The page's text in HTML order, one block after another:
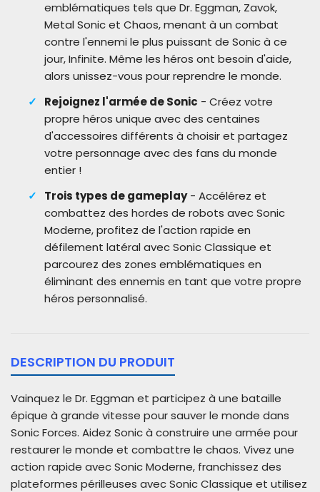
emblématiques tels que Dr. Eggman, Zavok,
Metal Sonic et Chaos, menant à un combat
contre l'ennemi le plus puissant de Sonic à ce
jour, Infinite. Même les héros ont besoin d'aide,
alors unissez-vous pour reprendre le monde.
Rejoignez l'armée de Sonic - Créez votre
propre héros unique avec des centaines
d'accessoires différents à choisir et partagez
votre personnage avec des fans du monde
entier !
Trois types de gameplay- Accélérez et
combattez des hordes de robots avec Sonic
Moderne, profitez de l'action rapide en
défilement latéral avec Sonic Classique et
parcourez des zones emblématiques en
éliminant des ennemis en tant que votre propre
héros personnalisé.
DESCRIPTION DU PRODUIT
Vainquez le Dr. Eggman et participez à une bataille
épique à grande vitesse pour sauver le monde dans
Sonic Forces. Aidez Sonic à construire une armée pour
restaurer le monde et combattre le chaos. Vivez une
action rapide avec Sonic Moderne, franchissez des
plateformes périlleuses avec Sonic Classique et utilisez